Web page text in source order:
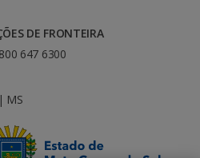
DE FRONTEIRA
647 6300
MS